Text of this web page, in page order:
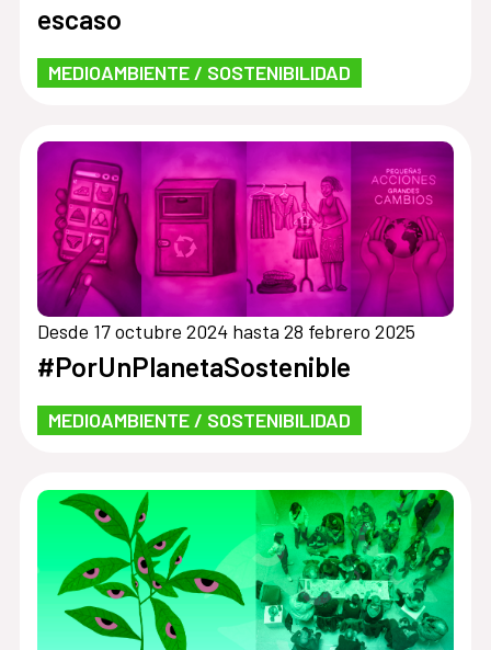
escaso
MEDIOAMBIENTE / SOSTENIBILIDAD
Desde 17 octubre 2024 hasta 28 febrero 2025
#PorUnPlanetaSostenible
MEDIOAMBIENTE / SOSTENIBILIDAD